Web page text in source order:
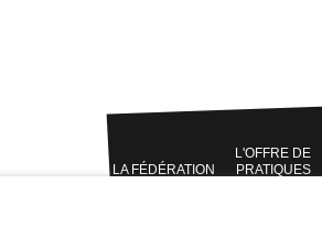
LA FÉDÉRATION
L'OFFRE DE
PRATIQUES